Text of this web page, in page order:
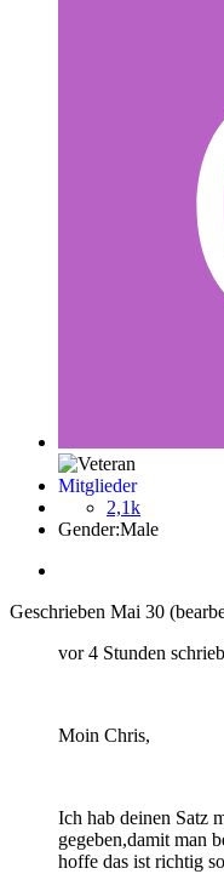
Mitglieder
2,1k
Gender:Male
Geschrieben Mai 30
vor 4 Stunden
Moin Chris,
Ich hab deinen Satz
gegeben,damit man
hoffe das ist richtig